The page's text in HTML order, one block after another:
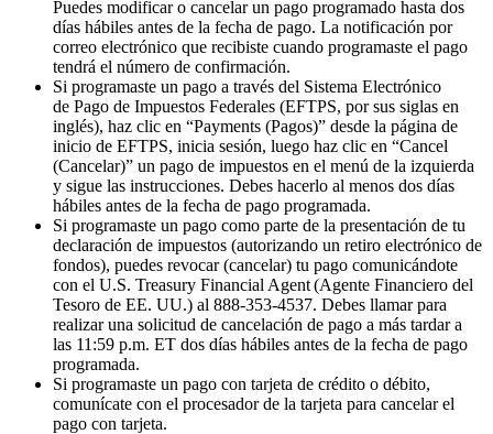
Puedes modificar o cancelar un pago programado hasta dos
días hábiles antes de la fecha de pago. La notificación por
correo electrónico que recibiste cuando programaste el pago
tendrá el número de confirmación.
Si programaste un pago a través del Sistema Electrónico
de Pago de Impuestos Federales (EFTPS, por sus siglas en
inglés), haz clic en “Payments (Pagos)” desde la página de
inicio de EFTPS, inicia sesión, luego haz clic en “Cancel
(Cancelar)” un pago de impuestos en el menú de la izquierda
y sigue las instrucciones. Debes hacerlo al menos dos días
hábiles antes de la fecha de pago programada.
Si programaste un pago como parte de la presentación de tu
declaración de impuestos (autorizando un retiro electrónico de
fondos), puedes revocar (cancelar) tu pago comunicándote
con el U.S. Treasury Financial Agent(Agente Financiero del
Tesoro de EE. UU.) al 888-353-4537. Debes llamar para
realizar una solicitud de cancelación de pago a más tardar a
las 11:59 p.m. ET dos días hábiles antes de la fecha de pago
programada.
Si programaste un pago con tarjeta de crédito o débito,
comunícate con el procesador de la tarjeta para cancelar el
pago con tarjeta.